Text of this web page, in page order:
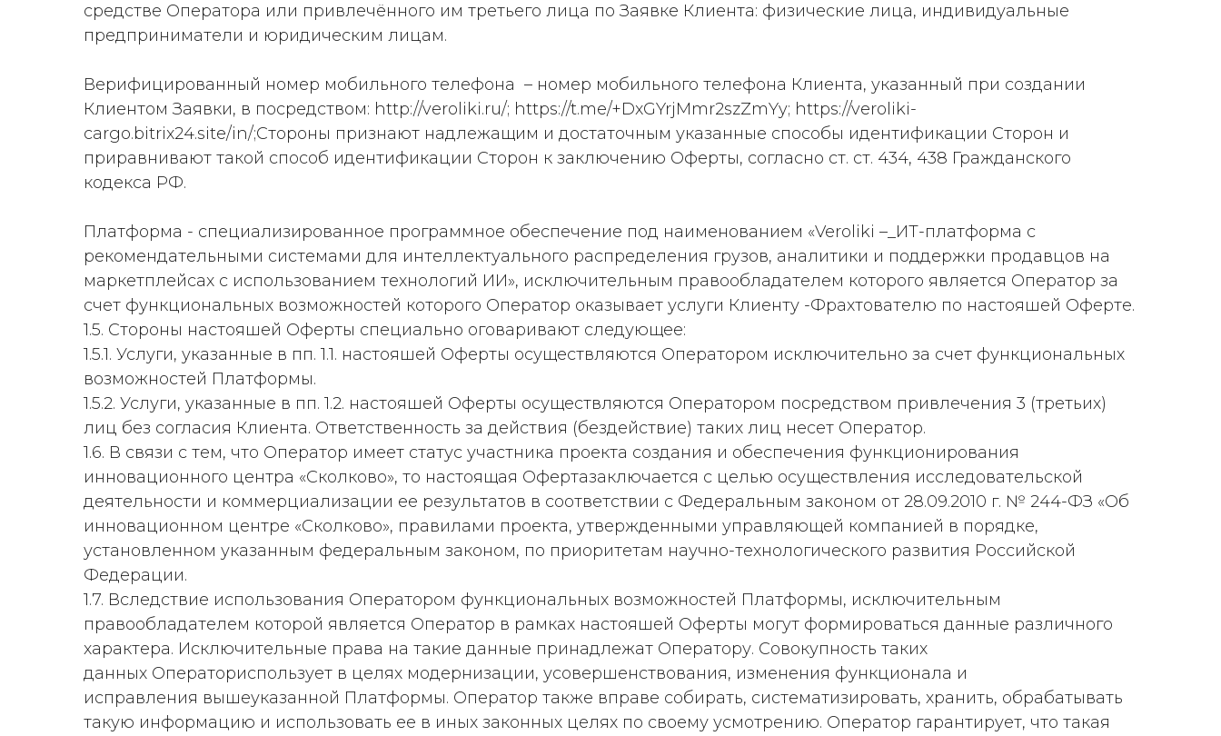
средстве Оператора или привлечённого им третьего лица по Заявке Клиента: физические лица, индивидуальные
предприниматели и юридическим лицам.
​Верифицированный номер мобильного телефона – номер мобильного телефона Клиента, указанный при создании
Клиентом Заявки, в посредством: http://veroliki.ru/; https://t.me/+DxGYrjMmr2szZmYy; https://veroliki-
cargo.bitrix24.site/in/;Стороны признают надлежащим и достаточным указанные способы идентификации Сторон и
приравнивают такой способ идентификации Сторон к заключению Оферты, согласно ст. ст. 434, 438 Гражданского
кодекса РФ.
Платформа - специализированное программное обеспечение под наименованием «Veroliki –_ИТ-платформа с
рекомендательными системами для интеллектуального распределения грузов, аналитики и поддержки продавцов на
маркетплейсах с использованием технологий ИИ», исключительным правообладателем которого является Оператор за
счет функциональных возможностей которого Оператор оказывает услуги Клиенту -Фрахтователю по настояшей Оферте.
1.5. Стороны настояшей Оферты специально оговаривают следующее:
1.5.1. Услуги, указанные в пп. 1.1. настояшей Оферты осуществляются Оператором исключительно за счет функциональных
возможностей Платформы.
1.5.2. Услуги, указанные в пп. 1.2. настояшей Оферты осуществляются Оператором посредством привлечения 3 (третьих)
лиц без согласия Клиента. Ответственность за действия (бездействие) таких лиц несет Оператор.
1.6. В связи с тем, что Оператор имеет статус участника проекта создания и обеспечения функционирования
инновационного центра «Сколково», то настоящая Офертазаключается с целью осуществления исследовательской
деятельности и коммерциализации ее результатов в соответствии с Федеральным законом от 28.09.2010 г. № 244-ФЗ «Об
инновационном центре «Сколково», правилами проекта, утвержденными управляющей компанией в порядке,
установленном указанным федеральным законом, по приоритетам научно-технологического развития Российской
Федерации.
1.7. Вследствие использования Оператором функциональных возможностей Платформы, исключительным
правообладателем которой является Оператор в рамках настояшей Оферты могут формироваться данные различного
характера. Исключительные права на такие данные принадлежат Оператору. Совокупность таких
данных Операториспользует в целях модернизации, усовершенствования, изменения функционала и
исправления вышеуказанной Платформы. Оператор также вправе собирать, систематизировать, хранить, обрабатывать
такую информацию и использовать ее в иных законных целях по своему усмотрению. Оператор гарантирует, что такая